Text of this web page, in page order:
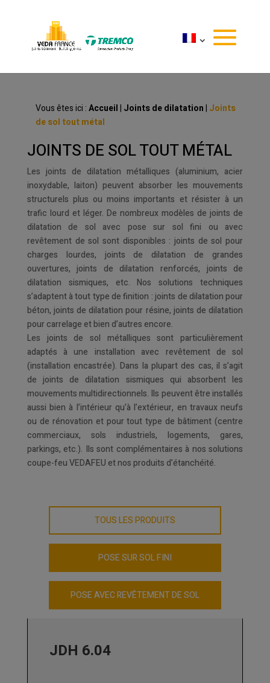
Vous êtes ici :Accueil| Joints de dilatation| Joints
de sol tout métal
JOINTS DE SOL TOUT MÉTAL
Les joints de dilatation métalliques (aluminium, acier
inoxydable, laiton) peuvent absorber les mouvements
structurels plus ou moins importants et résister à un
trafic lourd et léger. De nombreux modèles de joints de
dilatation de sol avec pose sur sol fini ou avec
revêtement de sol sont disponibles : joints de sol pour
charges lourdes, joints de dilatation de grandes
ouvertures, joints de dilatation renforcés, joints de
dilatation sismiques, etc. Nos solutions techniques
s’adaptent à tout type de finition : joints de dilatation pour
béton, joints de dilatation pour résine, joints de dilatation
pour carrelage et bien d’autres encore.
Les joints de sol métalliques sont particulièrement
adaptés à une installation avec revêtement de sol
(installation encastrée). Dans la plupart des cas, il s’agit
de joints de dilatation sismiques qui absorbent les
mouvements multidirectionnels. Ils peuvent être installés
aussi bien à l’intérieur qu’à l’extérieur, en travaux neufs
ou de rénovation et pour tout type de bâtiment (centre
commerciaux, sols industriels, logements, gares,
parkings, etc.). Ils sont complémentaires à nos solutions
coupe-feu VEDAFEU et nos produits d’étanchéité.
TOUS LES PRODUITS
POSE SUR SOL FINI
POSE AVEC REVÊTEMENT DE SOL
JDH 6.04